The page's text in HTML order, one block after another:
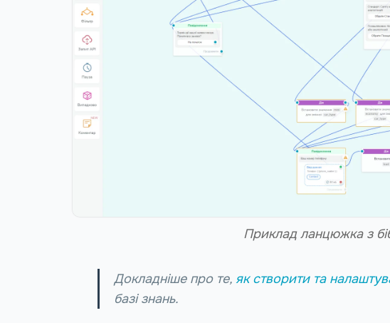
Приклад ланцюжка з
Докладніше про те, як створити та
базі знань.